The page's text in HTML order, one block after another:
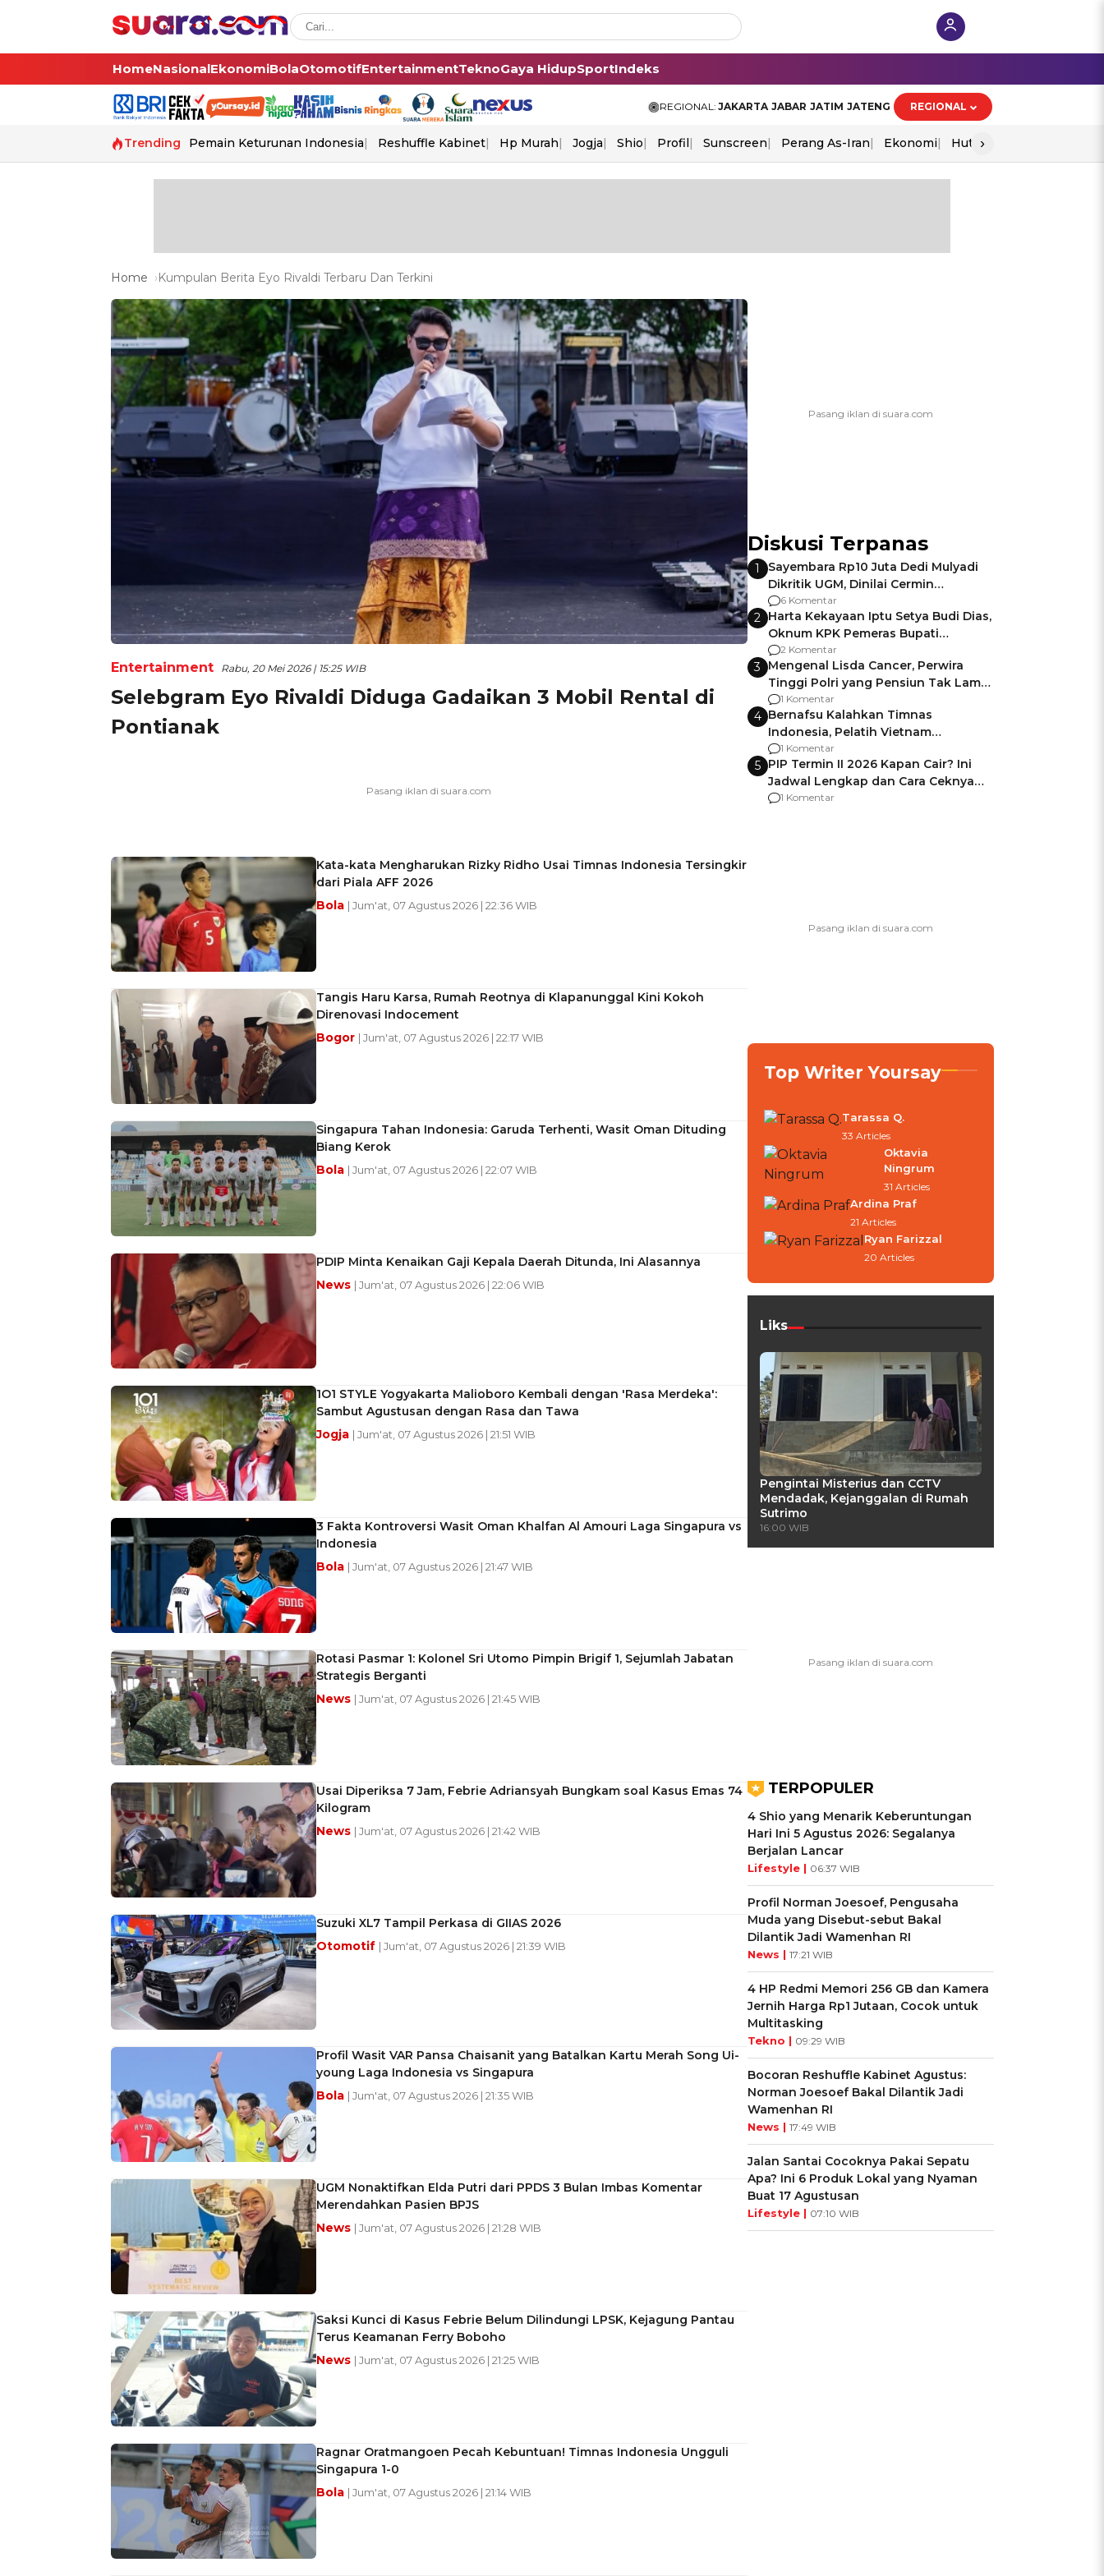
HomeNasionalEkonomiBolaOtomotifEntertainmentTeknoGaya HidupSportIndeks
REGIONAL: JAKARTA JABAR JATIM JATENG REGIONAL
Trending Pemain Keturunan Indonesia Reshuffle Kabinet Hp Murah Jogja Shio Profil Sunscreen Perang As-Iran Ekonomi Hut Ri
›
Home Kumpulan Berita Eyo Rivaldi Terbaru Dan Terkini
Entertainment Rabu, 20 Mei 2026 | 15:25 WIB
Selebgram Eyo Rivaldi Diduga Gadaikan 3 Mobil Rental di
Pontianak
Kata-kata Mengharukan Rizky Ridho Usai Timnas Indonesia Tersingkir
dari Piala AFF 2026
Bola | Jum'at, 07 Agustus 2026 | 22:36 WIB
Tangis Haru Karsa, Rumah Reotnya di Klapanunggal Kini Kokoh
Direnovasi Indocement
Bogor | Jum'at, 07 Agustus 2026 | 22:17 WIB
Singapura Tahan Indonesia: Garuda Terhenti, Wasit Oman Dituding
Biang Kerok
Bola | Jum'at, 07 Agustus 2026 | 22:07 WIB
PDIP Minta Kenaikan Gaji Kepala Daerah Ditunda, Ini Alasannya
News | Jum'at, 07 Agustus 2026 | 22:06 WIB
1O1 STYLE Yogyakarta Malioboro Kembali dengan 'Rasa Merdeka':
Sambut Agustusan dengan Rasa dan Tawa
Jogja | Jum'at, 07 Agustus 2026 | 21:51 WIB
3 Fakta Kontroversi Wasit Oman Khalfan Al Amouri Laga Singapura vs
Indonesia
Bola | Jum'at, 07 Agustus 2026 | 21:47 WIB
Rotasi Pasmar 1: Kolonel Sri Utomo Pimpin Brigif 1, Sejumlah Jabatan
Strategis Berganti
News | Jum'at, 07 Agustus 2026 | 21:45 WIB
Usai Diperiksa 7 Jam, Febrie Adriansyah Bungkam soal Kasus Emas 74
Kilogram
News | Jum'at, 07 Agustus 2026 | 21:42 WIB
Suzuki XL7 Tampil Perkasa di GIIAS 2026
Otomotif | Jum'at, 07 Agustus 2026 | 21:39 WIB
Profil Wasit VAR Pansa Chaisanit yang Batalkan Kartu Merah Song Ui-
young Laga Indonesia vs Singapura
Bola | Jum'at, 07 Agustus 2026 | 21:35 WIB
UGM Nonaktifkan Elda Putri dari PPDS 3 Bulan Imbas Komentar
Merendahkan Pasien BPJS
News | Jum'at, 07 Agustus 2026 | 21:28 WIB
Saksi Kunci di Kasus Febrie Belum Dilindungi LPSK, Kejagung Pantau
Terus Keamanan Ferry Boboho
News | Jum'at, 07 Agustus 2026 | 21:25 WIB
Ragnar Oratmangoen Pecah Kebuntuan! Timnas Indonesia Ungguli
Singapura 1-0
Bola | Jum'at, 07 Agustus 2026 | 21:14 WIB
Diskusi Terpanas
1
Sayembara Rp10 Juta Dedi Mulyadi
Dikritik UGM, Dinilai Cermin
Gagalnya Negara Jamin Keamanan
6 Komentar
2 Harta Kekayaan Iptu Setya Budi Dias,
Oknum KPK Pemeras Bupati
Pemalang
2 Komentar
3 Mengenal Lisda Cancer, Perwira
Tinggi Polri yang Pensiun Tak Lama
Usai Jadi Brigjen
1 Komentar
4 Bernafsu Kalahkan Timnas
Indonesia, Pelatih Vietnam
Berencana Pakai Jimat di Pakansari
1 Komentar
5 PIP Termin II 2026 Kapan Cair? Ini
Jadwal Lengkap dan Cara Ceknya
agar Dana Tidak Hangus!
1 Komentar
Top Writer Yoursay
Tarassa Q.
33 Articles
Oktavia
Ningrum
31 Articles
Ardina Praf
21 Articles
Ryan Farizzal
20 Articles
Liks
Pengintai Misterius dan CCTV
Mendadak, Kejanggalan di Rumah
Sutrimo
16:00 WIB
TERPOPULER
4 Shio yang Menarik Keberuntungan
Hari Ini 5 Agustus 2026: Segalanya
Berjalan Lancar
Lifestyle | 06:37 WIB
Profil Norman Joesoef, Pengusaha
Muda yang Disebut-sebut Bakal
Dilantik Jadi Wamenhan RI
News | 17:21 WIB
4 HP Redmi Memori 256 GB dan Kamera
Jernih Harga Rp1 Jutaan, Cocok untuk
Multitasking
Tekno | 09:29 WIB
Bocoran Reshuffle Kabinet Agustus:
Norman Joesoef Bakal Dilantik Jadi
Wamenhan RI
News | 17:49 WIB
Jalan Santai Cocoknya Pakai Sepatu
Apa? Ini 6 Produk Lokal yang Nyaman
Buat 17 Agustusan
Lifestyle | 07:10 WIB